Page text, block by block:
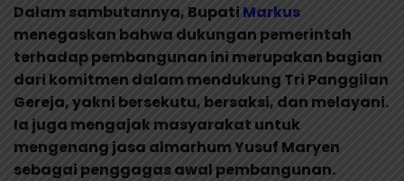
Dalam sambutannya, Bupati Markus
menegaskan bahwa dukungan pemerintah
terhadap pembangunan ini merupakan bagian
dari komitmen dalam mendukung Tri Panggilan
Gereja, yakni bersekutu, bersaksi, dan melayani.
Ia juga mengajak masyarakat untuk
mengenang jasa almarhum Yusuf Maryen
sebagai penggagas awal pembangunan.